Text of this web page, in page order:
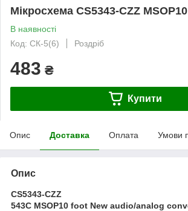
Мікросхема CS5343-CZZ MSOP10
В наявності
Код: СК-5(6)
Роздріб
483 ₴
Купити
Опис Доставка Оплата Умови
Опис
CS5343-CZZ
543C MSOP10 foot New audio/analog